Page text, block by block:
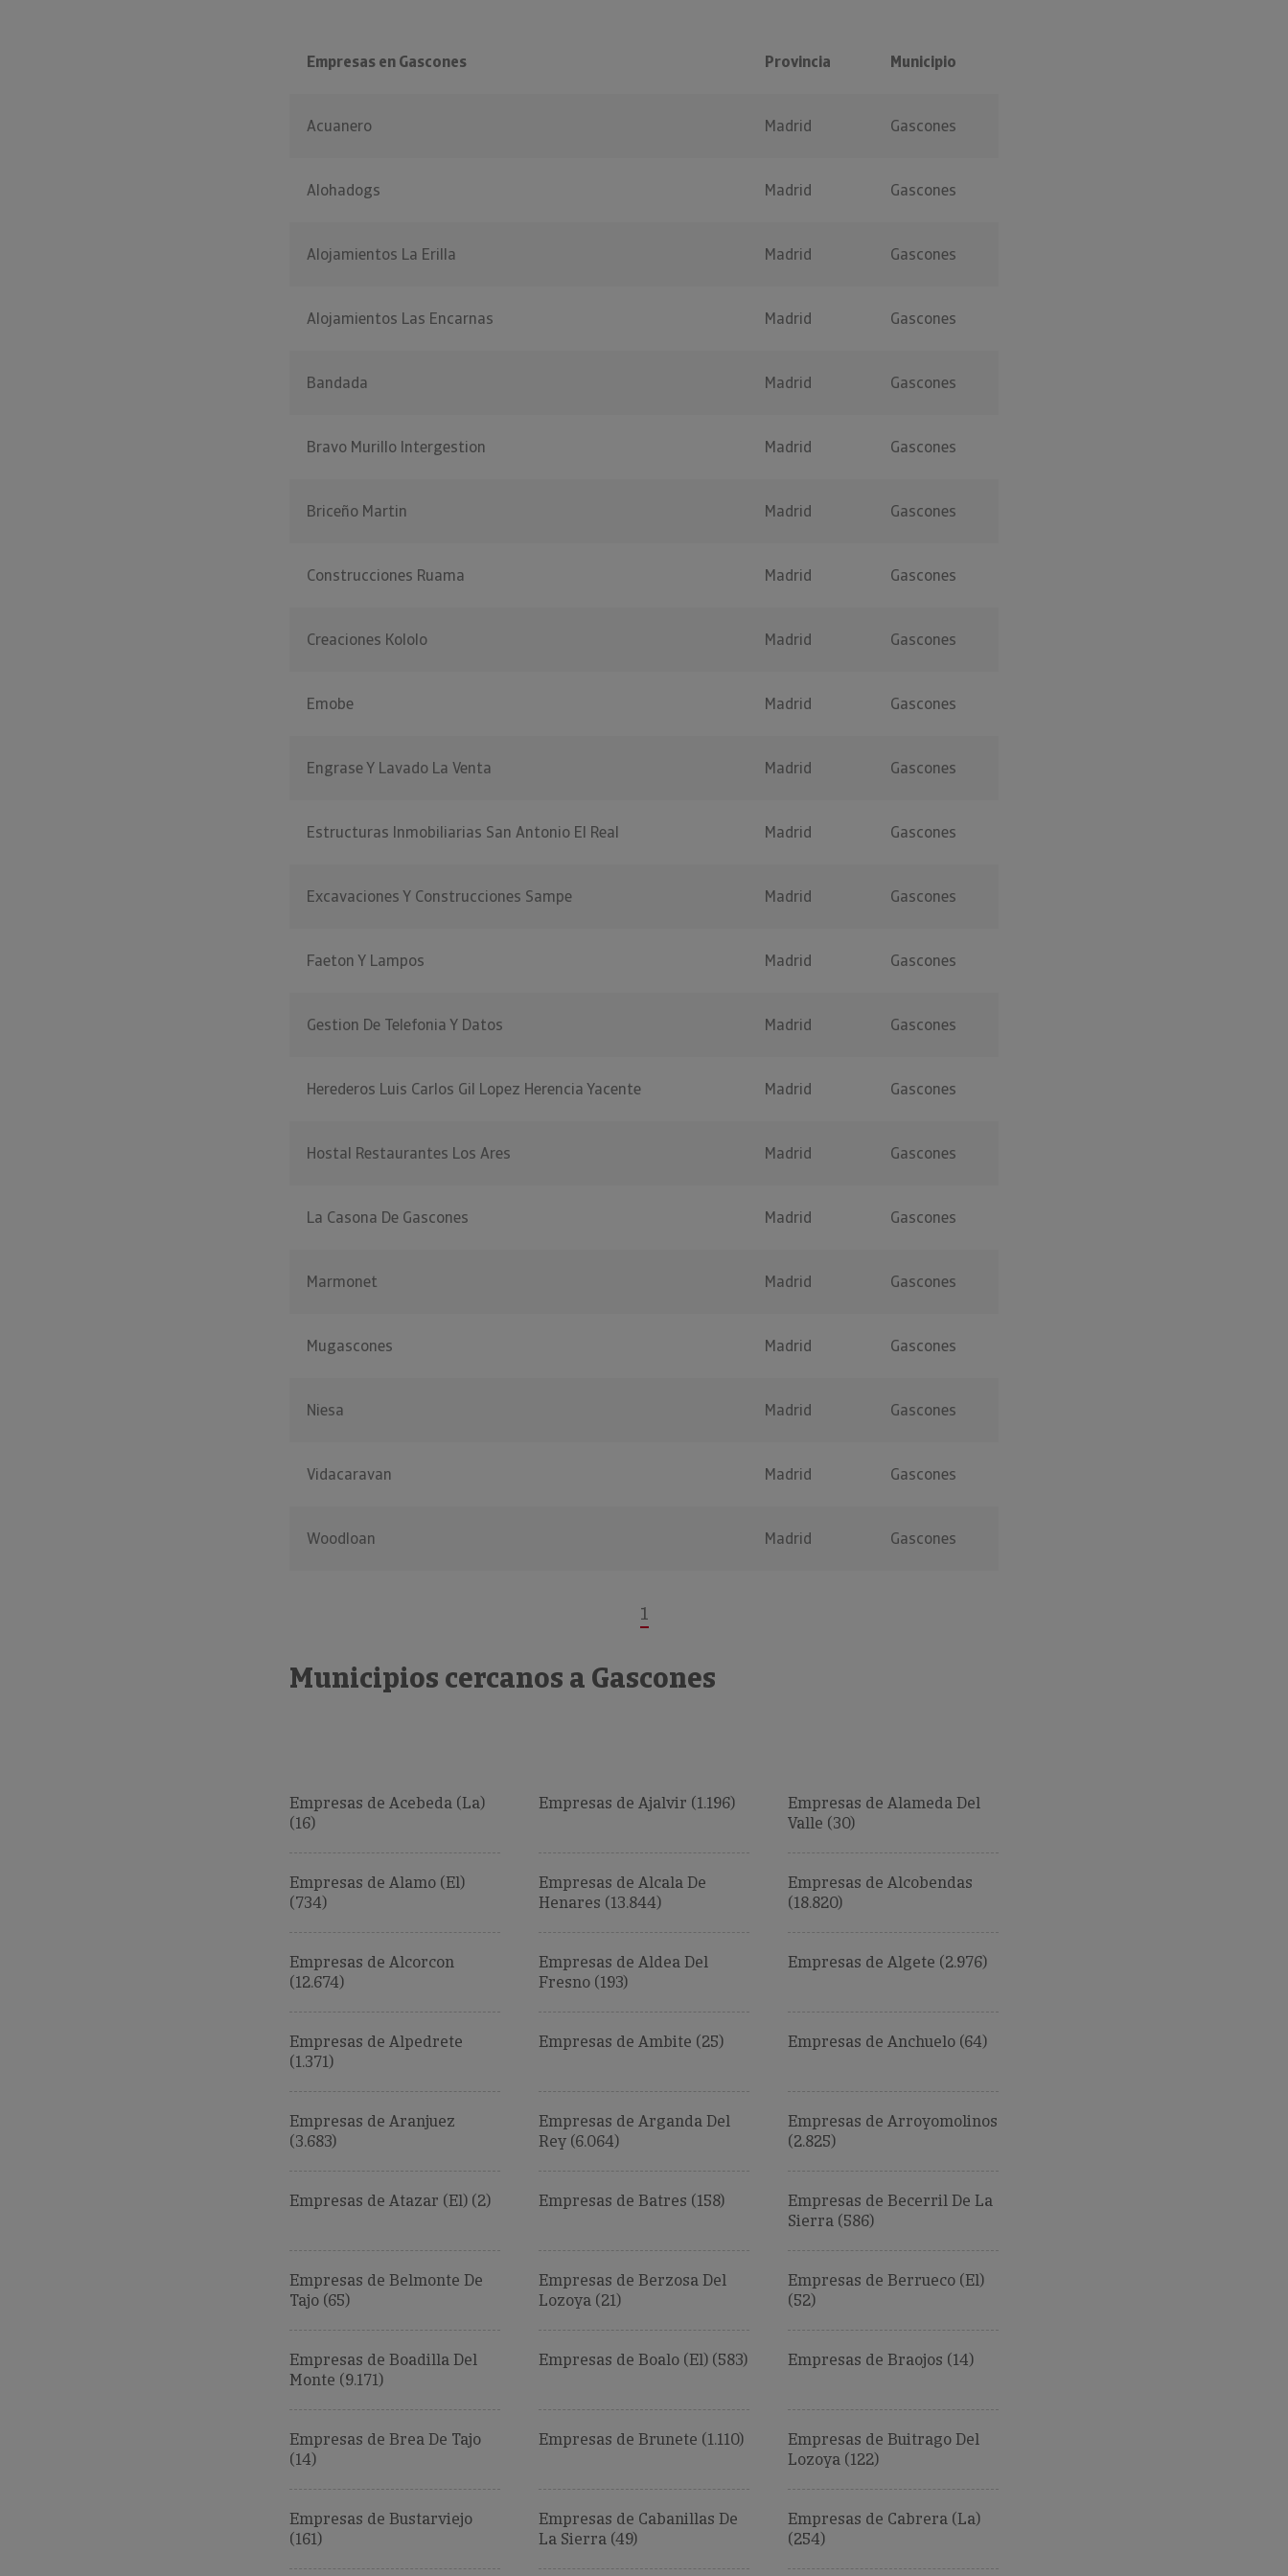
Empresas en Gascones Provincia Municipio
Acuanero Madrid Gascones
Alohadogs Madrid Gascones
Alojamientos La Erilla Madrid Gascones
Alojamientos Las Encarnas Madrid Gascones
Bandada Madrid Gascones
Bravo Murillo Intergestion Madrid Gascones
Briceño Martin Madrid Gascones
Construcciones Ruama Madrid Gascones
Creaciones Kololo Madrid Gascones
Emobe Madrid Gascones
Engrase Y Lavado La Venta Madrid Gascones
Estructuras Inmobiliarias San Antonio El Real Madrid Gascones
Excavaciones Y Construcciones Sampe Madrid Gascones
Faeton Y Lampos Madrid Gascones
Gestion De Telefonia Y Datos Madrid Gascones
Herederos Luis Carlos Gil Lopez Herencia Yacente Madrid Gascones
Hostal Restaurantes Los Ares Madrid Gascones
La Casona De Gascones Madrid Gascones
Marmonet Madrid Gascones
Mugascones Madrid Gascones
Niesa Madrid Gascones
Vidacaravan Madrid Gascones
Woodloan Madrid Gascones
1
Municipios cercanos a Gascones
Empresas de Acebeda (La)
(16)
Empresas de Ajalvir (1.196)
Empresas de Alameda Del
Valle (30)
Empresas de Alamo (El)
(734)
Empresas de Alcala De
Henares (13.844)
Empresas de Alcobendas
(18.820)
Empresas de Alcorcon
(12.674)
Empresas de Aldea Del
Fresno (193)
Empresas de Algete (2.976)
Empresas de Alpedrete
(1.371)
Empresas de Ambite (25) Empresas de Anchuelo (64)
Empresas de Aranjuez
(3.683)
Empresas de Arganda Del
Rey (6.064)
Empresas de Arroyomolinos
(2.825)
Empresas de Atazar (El) (2) Empresas de Batres (158)
Empresas de Becerril De La
Sierra (586)
Empresas de Belmonte De
Tajo (65)
Empresas de Berzosa Del
Lozoya (21)
Empresas de Berrueco (El)
(52)
Empresas de Boadilla Del
Monte (9.171)
Empresas de Boalo (El) (583) Empresas de Braojos (14)
Empresas de Brea De Tajo
(14)
Empresas de Brunete (1.110)
Empresas de Buitrago Del
Lozoya (122)
Empresas de Bustarviejo
(161)
Empresas de Cabanillas De
La Sierra (49)
Empresas de Cabrera (La)
(254)